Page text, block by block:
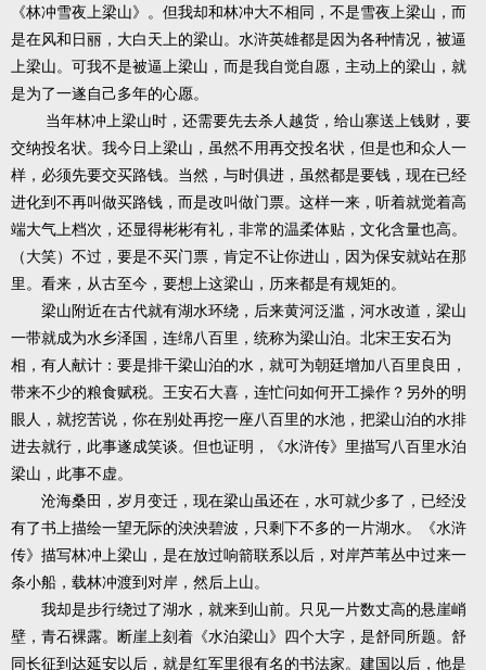
《林冲雪夜上梁山》。但我却和林冲大不相同，不是雪夜上梁山，而
是在风和日丽，大白天上的梁山。水浒英雄都是因为各种情况，被逼
上梁山。可我不是被逼上梁山，而是我自觉自愿，主动上的梁山，就
是为了一遂自己多年的心愿。
当年林冲上梁山时，还需要先去杀人越货，给山寨送上钱财，要
交纳投名状。我今日上梁山，虽然不用再交投名状，但是也和众人一
样，必须先要交买路钱。当然，与时俱进，虽然都是要钱，现在已经
进化到不再叫做买路钱，而是改叫做门票。这样一来，听着就觉着高
端大气上档次，还显得彬彬有礼，非常的温柔体贴，文化含量也高。
（大笑）不过，要是不买门票，肯定不让你进山，因为保安就站在那
里。看来，从古至今，要想上这梁山，历来都是有规矩的。
梁山附近在古代就有湖水环绕，后来黄河泛滥，河水改道，梁山
一带就成为水乡泽国，连绵八百里，统称为梁山泊。北宋王安石为
相，有人献计：要是排干梁山泊的水，就可为朝廷增加八百里良田，
带来不少的粮食赋税。王安石大喜，连忙问如何开工操作？另外的明
眼人，就挖苦说，你在别处再挖一座八百里的水池，把梁山泊的水排
进去就行，此事遂成笑谈。但也证明，《水浒传》里描写八百里水泊
梁山，此事不虚。
沧海桑田，岁月变迁，现在梁山虽还在，水可就少多了，已经没
有了书上描绘一望无际的泱泱碧波，只剩下不多的一片湖水。《水浒
传》描写林冲上梁山，是在放过响箭联系以后，对岸芦苇丛中过来一
条小船，载林冲渡到对岸，然后上山。
我却是步行绕过了湖水，就来到山前。只见一片数丈高的悬崖峭
壁，青石裸露。断崖上刻着《水泊梁山》四个大字，是舒同所题。舒
同长征到达延安以后，就是红军里很有名的书法家。建国以后，他是